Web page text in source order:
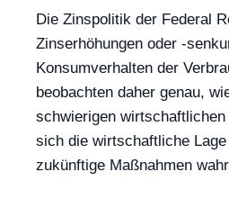
Die Zinspolitik der Federal
Zinserhöhungen oder -
Konsumverhalten der
beobachten daher genau,
schwierigen
sich die wirtschaftliche
zukünftige Maßnahmen